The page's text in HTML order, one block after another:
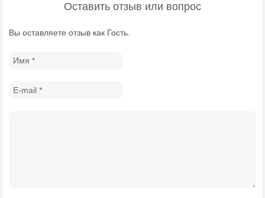
Оставить отзыв или вопрос
Вы оставляете отзыв как Гость.